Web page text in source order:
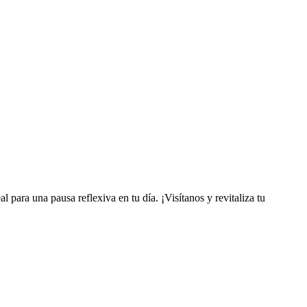
para una pausa reflexiva en tu día. ¡Visítanos y revitaliza tu